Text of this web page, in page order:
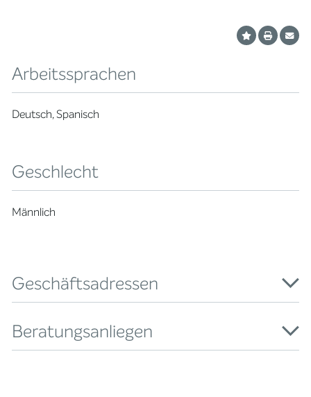
Arbeitssprachen
Deutsch, Spanisch
Geschlecht
Männlich
Geschäftsadressen
Beratungsanliegen